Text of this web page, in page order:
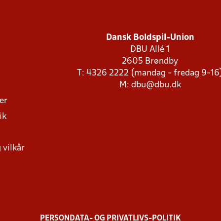
vilkår
Dansk Boldspil-Union
DBU Allé 1
2605 Brøndby
T: 4326 2222 (mandag - fredag 9-
M: dbu@dbu.dk
PERSONDATA- OG PRIVATLIVS-POLITIK